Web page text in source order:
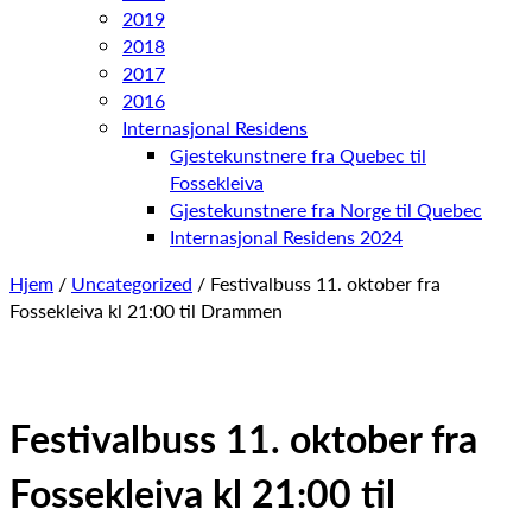
2019
2018
2017
2016
Internasjonal Residens
Gjestekunstnere fra Quebec til
Fossekleiva
Gjestekunstnere fra Norge til Quebec
Internasjonal Residens 2024
Hjem / Uncategorized / Festivalbuss 11. oktober fra
Fossekleiva kl 21:00 til Drammen
Festivalbuss 11. oktober fra
Fossekleiva kl 21:00 til